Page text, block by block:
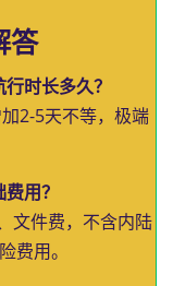
答
时长多久？
2-5天不等，极端
用？
文件费，不含内陆
费用。